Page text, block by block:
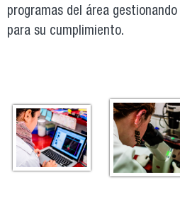
programas del área
para su cumplimiento.